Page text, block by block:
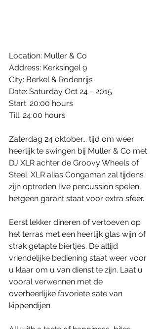
Location: Muller & Co
Address: Kerksingel 9
City: Berkel & Rodenrijs
Date: Saturday Oct 24 - 2015
Start: 20:00 hours
Till: 24:00 hours
Zaterdag 24 oktober... tijd om weer
heerlijk te swingen bij Muller & Co met
DJ XLR achter de Groovy Wheels of
Steel. XLR alias Congaman zal tijdens
zijn optreden live percussion spelen,
hetgeen garant staat voor extra sfeer.
Eerst lekker dineren of vertoeven op
het terras met een heerlijk glas wijn of
strak getapte biertjes. De altijd
vriendelijke bediening staat weer voor
u klaar om u van dienst te zijn. Laat u
vooral verwennen met de
overheerlijke favoriete sate van
kippendijen.